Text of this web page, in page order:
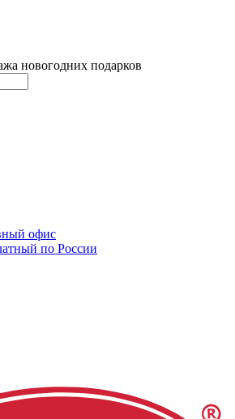
новогодних подарков
офис
по России